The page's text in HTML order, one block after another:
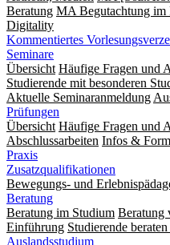
Beratung MA Begut­ach­tung im
Digitality
Kommentiertes
Seminare
Übersicht Häufige Fragen und
Studierende mit besonderen
Aktuelle Seminaranmeldung
Prüfungen
Übersicht Häufige Fragen und
Abschlussarbeiten Infos &
Praxis
Zusatzqualifikationen
Bewegungs- und
Beratung
Beratung im Studium Beratung
Einführung Studierende
Auslandsstudium